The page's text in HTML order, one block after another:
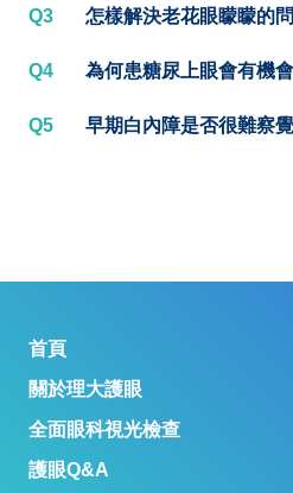
Q3 怎樣解決老花眼矇矇的
Q4 為何患糖尿上眼會有機
Q5 早期白內障是否很難察
首頁
關於理大護眼
全面眼科視光檢查
護眼Q&A